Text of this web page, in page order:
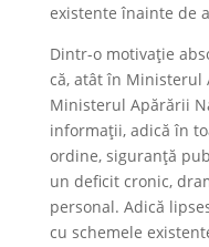
existente înainte de
Dintr-o motivație
că, atât în Ministerul
Ministerul Apărării
informații, adică în
ordine, siguranță
un deficit cronic,
personal. Adică
cu schemele